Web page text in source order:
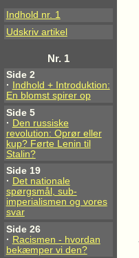
Indhold nr. 1
Udskriv artikel
Nr. 1
Side 2
·
Indhold + Introduktion:
En blomst spirer op
Side 5
· Den russiske
revolution: Oprør eller
kup? Førte Lenin til
Stalin?
Side 19
· Det nationale
spørgsmål, sub-
imperialismen og vores
svar
Side 26
· Racismen - hvordan
bekæmper vi den?